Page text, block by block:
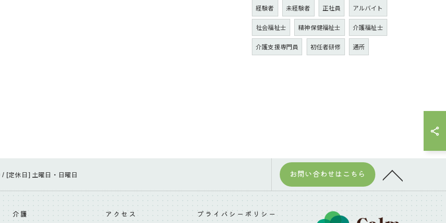
経験者 未経験者 正社員 アルバイト
社会福祉士 精神保健福祉士 介護福祉士
介護支援専門員 初任者研修 通所
/ [定休日] 土曜日・日曜日 お問い合わせはこちら
介護 アクセス プライバシーポリシー